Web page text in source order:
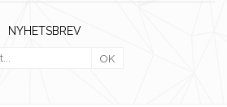
NYHETSBREV
OK